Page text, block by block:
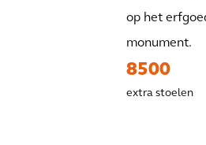
een
op het
monument.
8500
extra stoelen